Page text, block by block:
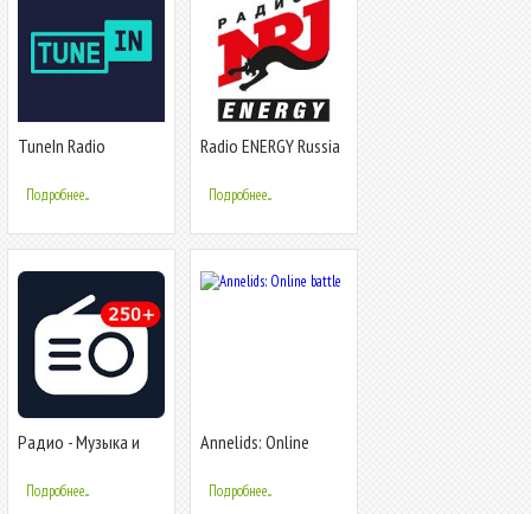
TuneIn Radio
Подробнее...
Radio ENERGY Russia
Подробнее...
Радио - Музыка и
(Radio FM)
Подробнее...
Annelids: Online
Подробнее...